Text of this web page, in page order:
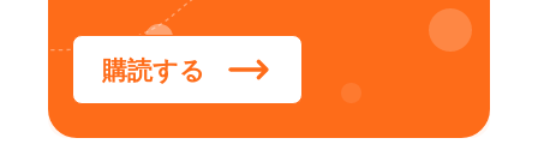
購読する